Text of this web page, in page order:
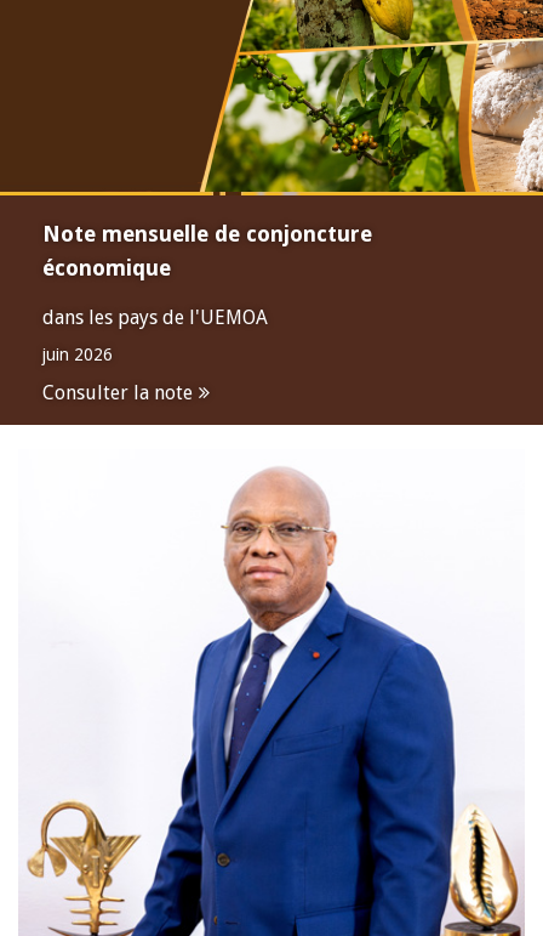
Note mensuelle de conjoncture
économique
dans les pays de l'UEMOA
juin 2026
Consulter la note